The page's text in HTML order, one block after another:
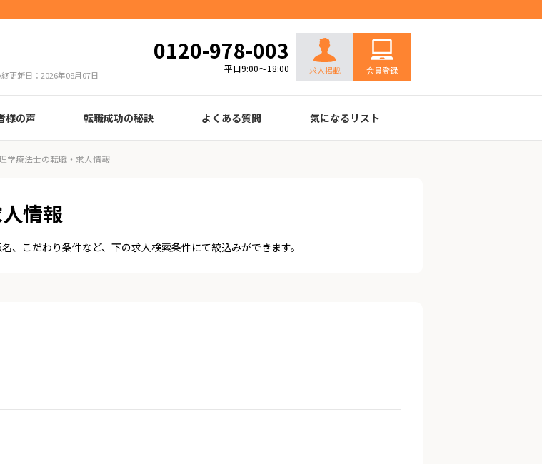
更新日：2026年08月07日
0120-978-003
平日9:00～18:00 求人掲載 会員登録
様の声
師
技師
士
務
導員
転職成功の秘訣
履歴書の書き方
職務経歴書の書き方
面接の心得
面接のコツ
転職の際に知っておきたいこと
年齢早見表
給与
よくある質問 気になるリスト
学療法士の転職・求人情報
情報
こだわり条件など、下の求人検索条件にて絞込みができます。